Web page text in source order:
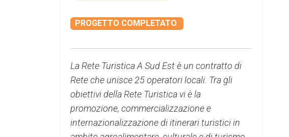
PROGETTO COMPLETATO
La Rete Turistica A Sud Est è un contratto di
Rete che unisce 25 operatori locali. Tra gli
obiettivi della Rete Turistica vi è la
promozione, commercializzazione e
internazionalizzazione di itinerari turistici in